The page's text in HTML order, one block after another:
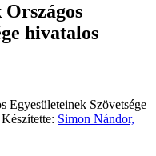
hivatalos
Egyesületeinek Szövetsége
Készítette: Simon Nándor,